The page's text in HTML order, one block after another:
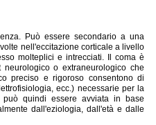
Può essere secondario a una
nell'eccitazione corticale a livello
molteplici e intrecciati. Il coma è
o extraneurologico che
preciso e rigoroso consentono di
ecc.) necessarie per la
quindi essere avviata in base
dall'eziologia, dall'età e dalle